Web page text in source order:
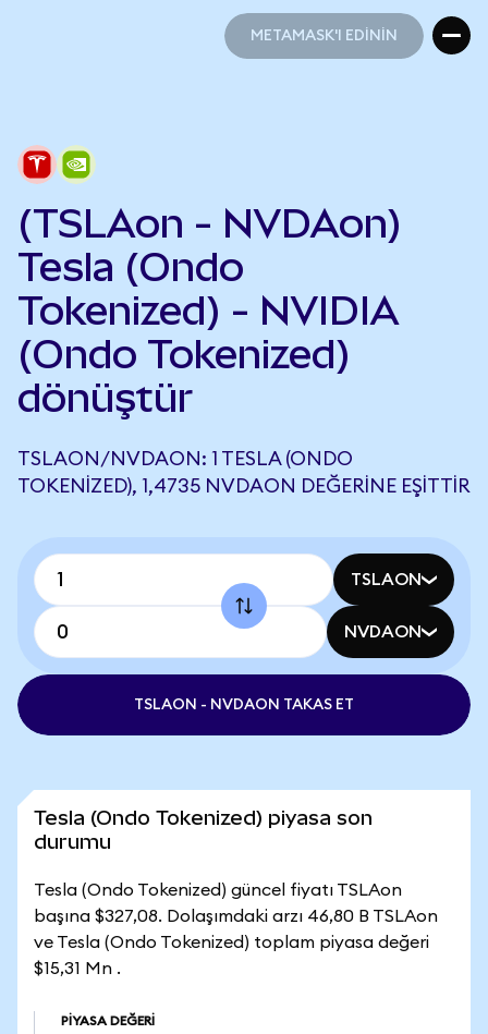
METAMASK'I EDİNİN
(TSLAon - NVDAon)
Tesla (Ondo
Tokenized) - NVIDIA
(Ondo Tokenized)
dönüştür
TSLAON/NVDAON: 1 TESLA (ONDO
TOKENIZED), 1,4735 NVDAON DEĞERINE EŞITTIR
TSLAON
NVDAON
TSLAON - NVDAON TAKAS ET
Tesla (Ondo Tokenized) piyasa son
durumu
Tesla (Ondo Tokenized) güncel fiyatı TSLAon
başına $327,08. Dolaşımdaki arzı 46,80 B TSLAon
ve Tesla (Ondo Tokenized) toplam piyasa değeri
$15,31 Mn .
PIYASA DEĞERI